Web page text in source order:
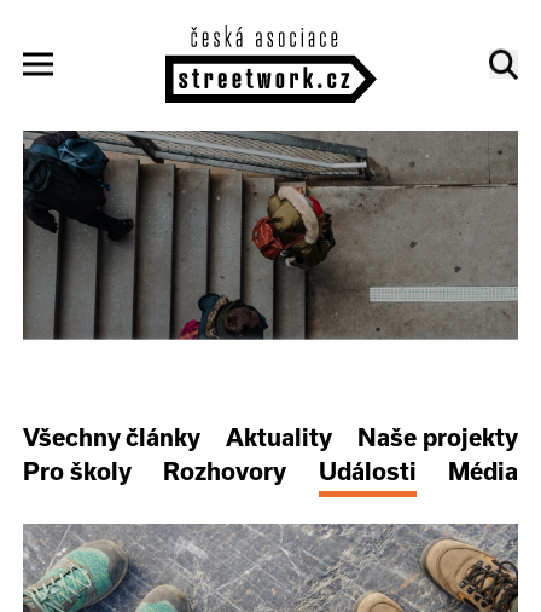
Všechny články Aktuality
Naše projekty
Pro školy
Rozhovory Události Média